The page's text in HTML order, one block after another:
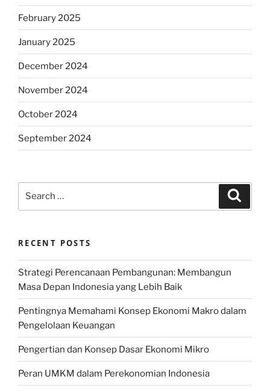
February 2025
January 2025
December 2024
November 2024
October 2024
September 2024
RECENT POSTS
Strategi Perencanaan Pembangunan: Membangun
Masa Depan Indonesia yang Lebih Baik
Pentingnya Memahami Konsep Ekonomi Makro dalam
Pengelolaan Keuangan
Pengertian dan Konsep Dasar Ekonomi Mikro
Peran UMKM dalam Perekonomian Indonesia